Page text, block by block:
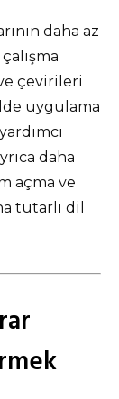
daha az
çevirileri
uygulama
daha
açma ve
tutarlı dil